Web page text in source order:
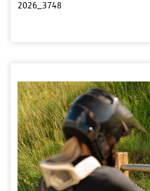
2026_3748